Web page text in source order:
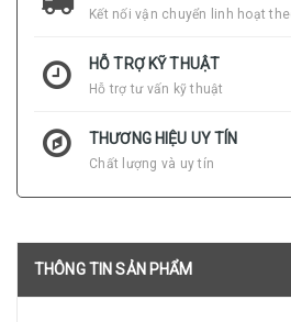
Kết nối vận chuyển linh hoạt
HỖ TRỢ KỸ THUẬT
Hỗ trợ tư vấn kỹ thuật
THƯƠNG HIỆU UY TÍN
Chất lượng và uy tín
THÔNG TIN SẢN PHẨM